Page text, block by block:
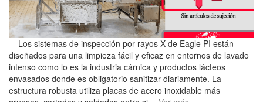
Los sistemas de inspección por rayos X de Eagle PI están
diseñados para una limpieza fácil y eficaz en entornos de lavado
intenso como lo es la industria cárnica y productos lácteos
envasados donde es obligatorio sanitizar diariamente. La
estructura robusta utiliza placas de acero inoxidable más